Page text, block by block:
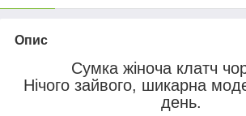
Опис
Сумка жіноча клатч
Нічого зайвого, шикарна
день.